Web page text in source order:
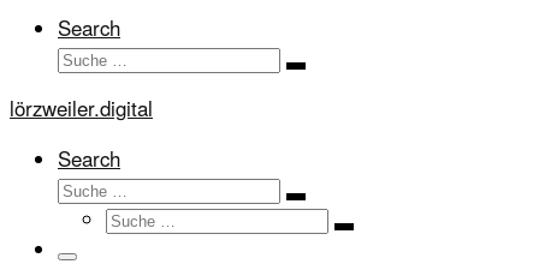
Search
Suche
Suche
lörzweiler.digital
Search
Suche
Suche
Suche
Suche
Menü